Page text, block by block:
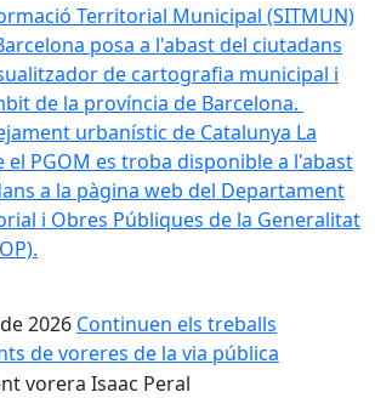
Territorial Municipal (SITMUN)
posa a l'abast del ciutadans
de cartografia municipal i
de la província de Barcelona.
urbanístic de Catalunya La
PGOM es troba disponible a l'abast
a la pàgina web del Departament
i Obres Públiques de la Generalitat
2026 Continuen els treballs
de voreres de la via pública